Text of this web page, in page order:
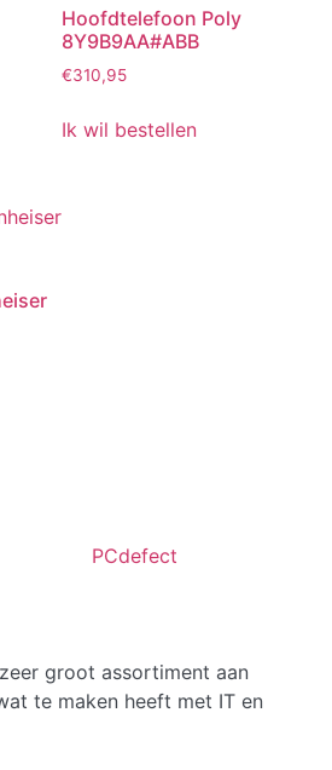
Hoofdtelefoon Poly
8Y9B9AA#ABB
€310,95
Ik wil bestellen
groot assortiment aan
te maken heeft met IT en